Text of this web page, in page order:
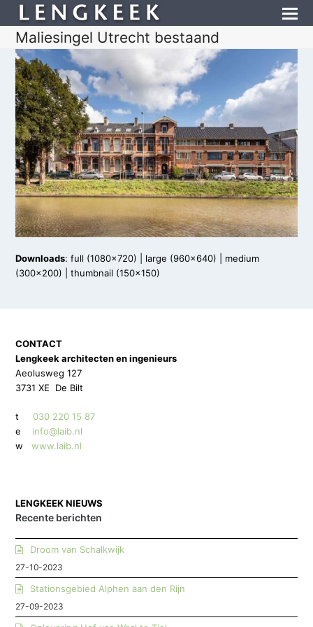
Maliesingel Utrecht bestaand
Downloads:full (1080x720) large (960x640)
medium
(300x200) |thumbnail (150x150)
CONTACT
Lengkeek architecten en ingenieurs
Aeolusweg 127
3731 XE De Bilt
t030 220 15 87
e info@laib.nl
w
www.laib.nl
LENGKEEK NIEUWS
Recente berichten
Droom van Schalkwijk
27-10-2023
Stationsgebied Alphen aan den Rijn
27-09-2023